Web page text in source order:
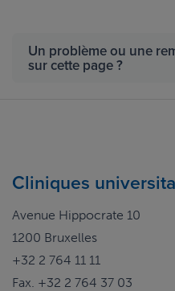
Un problème ou une
sur cette page ?
Cliniques
Avenue Hippocrate 10
1200 Bruxelles
+32 2 764 11 11
Fax. +32 2 764 37 03